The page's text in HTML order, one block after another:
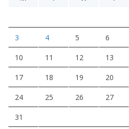
3 4 5 6
10 11 12 13
17 18 19 20
24 25 26 27
31